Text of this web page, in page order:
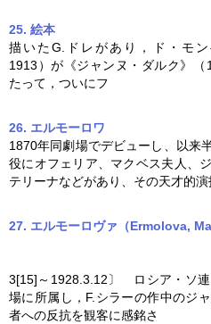
25. 絵本
描いたG.ドレがあり，ド・モン
1913）が《ジャンヌ・ダルク》（
たって，ついにフ
26. エルモーロワ
1870年同劇場でデビューし、以来
役にオフェリア、マクベス夫人、
テリーナなどがあり、その天才的演
27. エルモーロヴァ（Ermolova,
3[15]～1928.3.12〕 ロシア・ソ連
場に所属し，F.シラーの作中のジ
者への反抗を観客に感銘さ